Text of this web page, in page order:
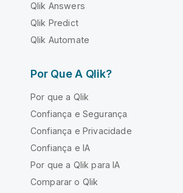
Qlik Answers
Qlik Predict
Qlik Automate
Por Que A Qlik?
Por que a Qlik
Confiança e Segurança
Confiança e Privacidade
Confiança e IA
Por que a Qlik para IA
Comparar o Qlik